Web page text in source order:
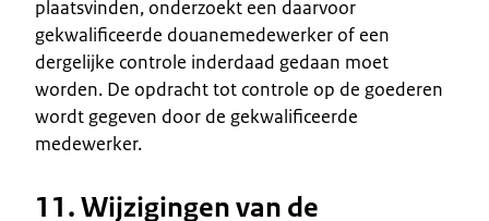
plaatsvinden, onderzoekt een daarvoor
gekwalificeerde douanemedewerker of een
dergelijke controle inderdaad gedaan moet
worden. De opdracht tot controle op de goederen
wordt gegeven door de gekwalificeerde
medewerker.
11. Wijzigingen van de